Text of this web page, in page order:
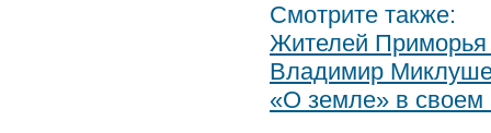
Смотрите также:
Жителей Приморья
Владимир
«О земле» в своем